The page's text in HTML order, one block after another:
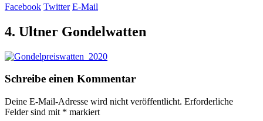
Facebook Twitter E-Mail
4. Ultner Gondelwatten
Schreibe einen Kommentar
Deine E-Mail-Adresse wird nicht veröffentlicht. Erforderliche
Felder sind mit * markiert